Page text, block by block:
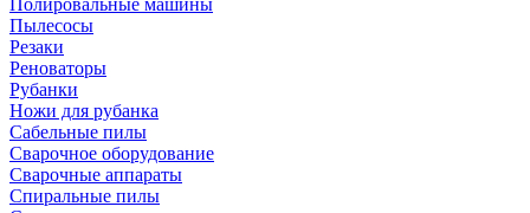
Полировальные машины
Пылесосы
Резаки
Реноваторы
Рубанки
Ножи для рубанка
Сабельные пилы
Сварочное оборудование
Сварочные аппараты
Спиральные пилы